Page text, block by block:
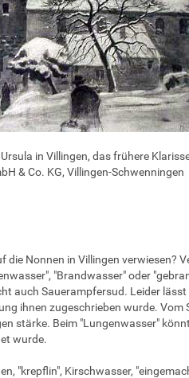
in Villingen, das frühere
& Co. KG, Villingen-Schwenningen
Nonnen in Villingen verwiesen?
"Brandwasser" oder
auch Sauerampfersud. Leider
ihnen zugeschrieben wurde. Vom
stärke. Beim "Lungenwasser"
wurde.
"krepflin", Kirschwasser,